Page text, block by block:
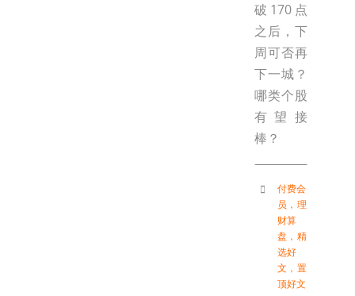
破170点
之后，下
周可否再
下一城？
哪类个股
有望接
棒？
付费会
员 ， 理
财算
盘 ， 精
选好
文 ， 置
顶好文